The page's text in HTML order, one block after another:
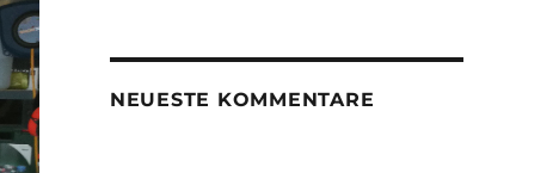
NEUESTE KOMMENTARE